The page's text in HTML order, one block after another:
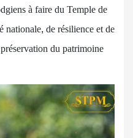
à faire du Temple de
nationale, de résilience et de
du patrimoine